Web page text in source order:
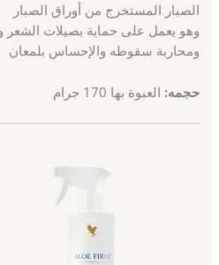
الصبار المستخرج من أوراق الصبار
وهو يعمل على حماية بصيلات الشعر
ومحاربة سقوطه والإحساس بلمعان
حجمه: العبوة بها 170 جرام